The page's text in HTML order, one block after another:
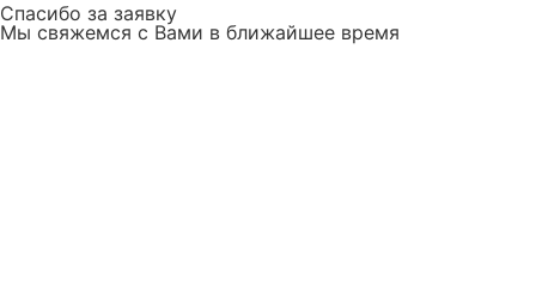
Спасибо за заявку
Мы свяжемся с Вами в ближайшее время